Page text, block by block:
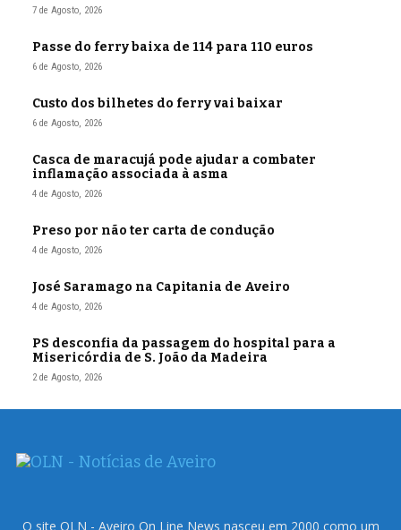
7 de Agosto, 2026
Passe do ferry baixa de 114 para 110 euros
6 de Agosto, 2026
Custo dos bilhetes do ferry vai baixar
6 de Agosto, 2026
Casca de maracujá pode ajudar a combater
inflamação associada à asma
4 de Agosto, 2026
Preso por não ter carta de condução
4 de Agosto, 2026
José Saramago na Capitania de Aveiro
4 de Agosto, 2026
PS desconfia da passagem do hospital para a
Misericórdia de S. João da Madeira
2 de Agosto, 2026
O site OLN - Aveiro On Line News nasceu em 2000 como um